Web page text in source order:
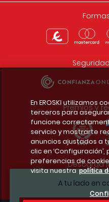
A tu lado en
Premios y
Descarga
En EROSKI utilizamos
terceros para
funcione
servicio y mostrarte
anuncios ajustados a
clic en
preferencias de
visita nuestra política